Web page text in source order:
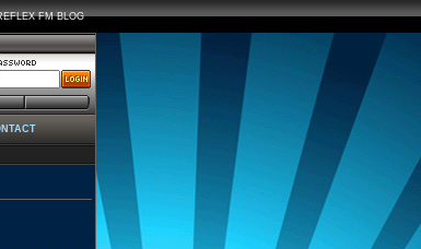
FM BLOG